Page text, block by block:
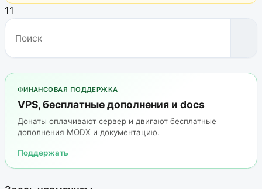
11
ФИНАНСОВАЯ ПОДДЕРЖКА
VPS, бесплатные дополнения и docs
Донаты оплачивают сервер и двигают бесплатные
дополнения MODX и документацию.
Поддержать